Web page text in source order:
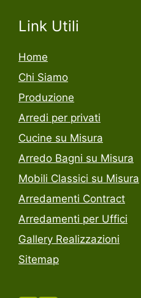
Link Utili
Home
Chi Siamo
Produzione
Arredi per privati
Cucine su Misura
Arredo Bagni su Misura
Mobili Classici su Misura
Arredamenti Contract
Arredamenti per Uffici
Gallery Realizzazioni
Sitemap